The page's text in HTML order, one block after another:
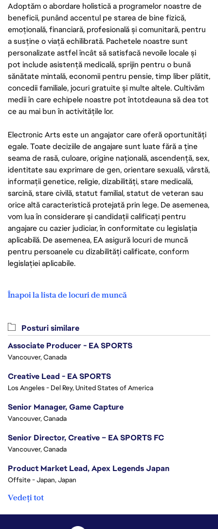
Adoptăm o abordare holistică a programelor noastre de
beneficii, punând accentul pe starea de bine fizică,
emoțională, financiară, profesională și comunitară, pentru
a susține o viață echilibrată. Pachetele noastre sunt
personalizate astfel încât să satisfacă nevoile locale și
pot include asistență medicală, sprijin pentru o bună
sănătate mintală, economii pentru pensie, timp liber plătit,
concedii familiale, jocuri gratuite și multe altele. Cultivăm
medii în care echipele noastre pot întotdeauna să dea tot
ce au mai bun în activitățile lor.
Electronic Arts este un angajator care oferă oportunități
egale. Toate deciziile de angajare sunt luate fără a ține
seama de rasă, culoare, origine națională, ascendență, sex,
identitate sau exprimare de gen, orientare sexuală, vârstă,
informații genetice, religie, dizabilități, stare medicală,
sarcină, stare civilă, statut familial, statut de veteran sau
orice altă caracteristică protejată prin lege. De asemenea,
vom lua în considerare și candidații calificați pentru
angajare cu cazier judiciar, în conformitate cu legislația
aplicabilă. De asemenea, EA asigură locuri de muncă
pentru persoanele cu dizabilități calificate, conform
legislației aplicabile.
Înapoi la lista de locuri de muncă
Posturi similare
Associate Producer - EA SPORTS
Vancouver, Canada
Creative Lead - EA SPORTS
Los Angeles - Del Rey, United States of America
Senior Manager, Game Capture
Vancouver, Canada
Senior Director, Creative – EA SPORTS FC
Vancouver, Canada
Product Market Lead, Apex Legends Japan
Offsite - Japan, Japan
Vedeți tot